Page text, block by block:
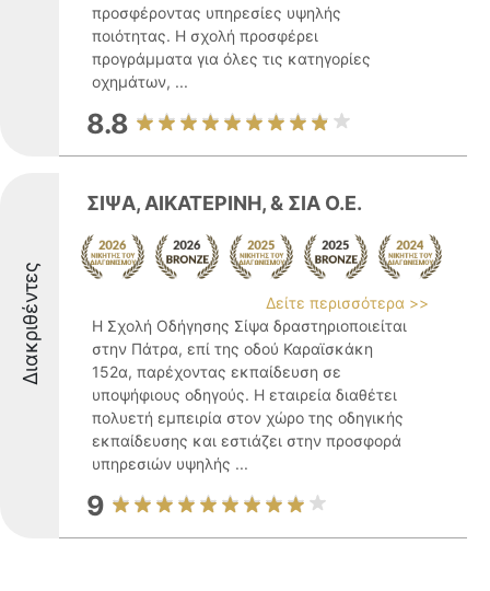
προσφέροντας υπηρεσίες υψηλής
ποιότητας. Η σχολή προσφέρει
προγράμματα για όλες τις κατηγορίες
οχημάτων, ...
8.8
Διακριθέντες
ΣΙΨΑ, ΑΙΚΑΤΕΡΙΝΗ, & ΣΙΑ Ο.Ε.
Δείτε περισσότερα >>
Η Σχολή Οδήγησης Σίψα δραστηριοποιείται
στην Πάτρα, επί της οδού Καραϊσκάκη
152α, παρέχοντας εκπαίδευση σε
υποψήφιους οδηγούς. Η εταιρεία διαθέτει
πολυετή εμπειρία στον χώρο της οδηγικής
εκπαίδευσης και εστιάζει στην προσφορά
υπηρεσιών υψηλής ...
9